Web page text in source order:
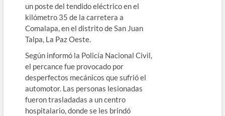
un poste del tendido eléctrico en el
kilómetro 35 de la carretera a
Comalapa, en el distrito de San Juan
Talpa, La Paz Oeste.
Según informó la Policía Nacional Civil,
el percance fue provocado por
desperfectos mecánicos que sufrió el
automotor. Las personas lesionadas
fueron trasladadas a un centro
hospitalario, donde se les brindó